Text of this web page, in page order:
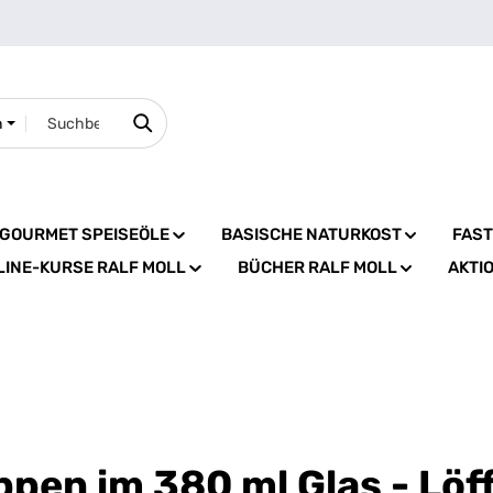
GOURMET SPEISEÖLE BASISCHE NATURKOST
KURSE RALF MOLL BÜCHER RALF MOLL